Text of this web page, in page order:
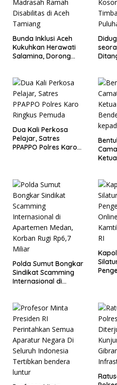
Bunda Inklusi Aceh
Kukuhkan Herawati
Salamina, Dorong
Tamiang
dan
Klip
Dua Kali Perkosa
Pelajar, Satres
PPAPPO Polres Karo
Polda Sumut Bongkar
Sindikat Scamming
Internasional di
Miliar